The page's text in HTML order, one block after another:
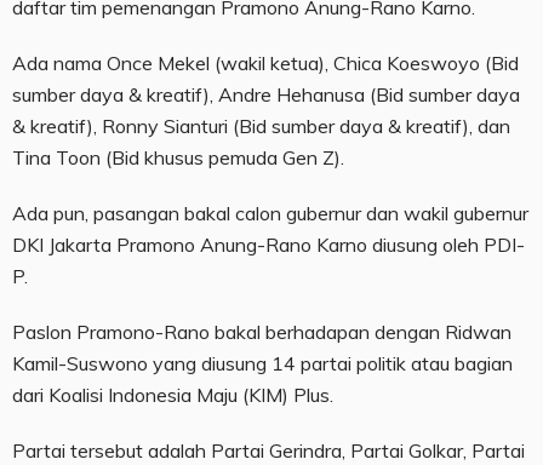
daftar tim pemenangan Pramono Anung-Rano Karno.
Ada nama Once Mekel (wakil ketua), Chica Koeswoyo (Bid
sumber daya & kreatif), Andre Hehanusa (Bid sumber daya
& kreatif), Ronny Sianturi (Bid sumber daya & kreatif), dan
Tina Toon (Bid khusus pemuda Gen Z).
Ada pun, pasangan bakal calon gubernur dan wakil gubernur
DKI Jakarta Pramono Anung-Rano Karno diusung oleh PDI-
P.
Paslon Pramono-Rano bakal berhadapan dengan Ridwan
Kamil-Suswono yang diusung 14 partai politik atau bagian
dari Koalisi Indonesia Maju (KIM) Plus.
Partai tersebut adalah Partai Gerindra, Partai Golkar, Partai